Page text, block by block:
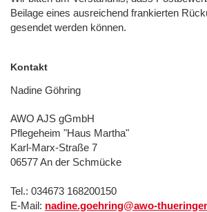
Beilage eines ausreichend frankierten
gesendet werden können.
Kontakt
Nadine Göhring
AWO AJS gGmbH
Pflegeheim "Haus Martha"
Karl-Marx-Straße 7
06577 An der Schmücke
Tel.: 034673 168200150
E-Mail: nadine.goehring@awo-